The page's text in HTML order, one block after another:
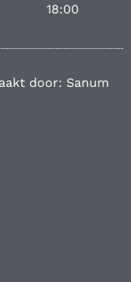
18:00
door: Sanum